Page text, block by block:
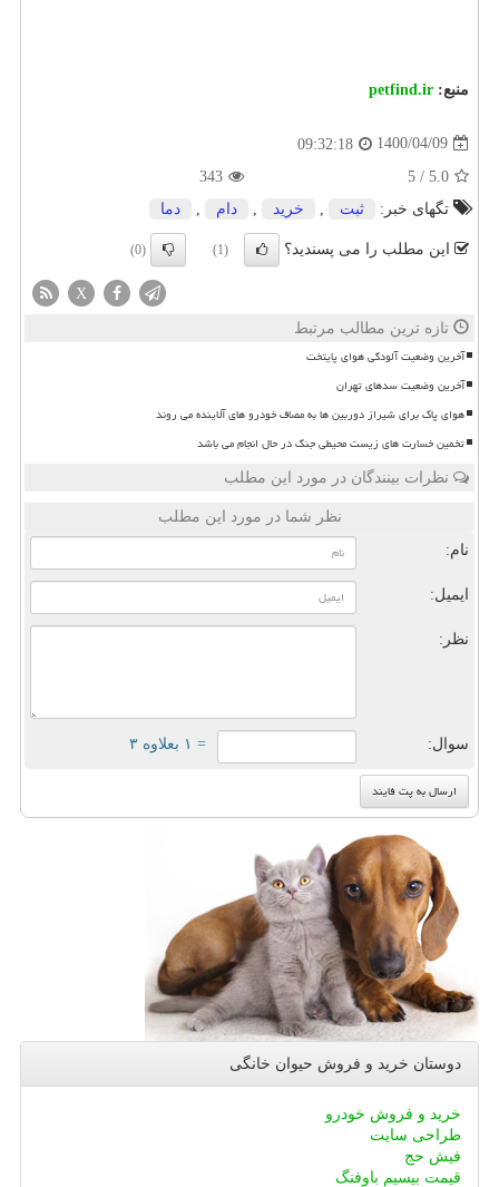
منبع: petfind.ir
1400/04/09
09:32:18
5.0
/
5
343
تگهای خبر:
ثبت خرید دام دما
این مطلب را می پسندید؟ (1)
(0)
X
تازه ترین مطالب مرتبط
آخرین وضعیت آلودگی هوای پایتخت
آخرین وضعیت سدهای تهران
هوای پاک برای شیراز دوربین ها به مصاف خودرو های آلاینده می روند
تخمین خسارت های زیست محیطی جنگ در حال انجام می باشد
نظرات بینندگان در مورد این مطلب
نظر شما در مورد این مطلب
نام:
ایمیل:
نظر:
سوال: = ۱ بعلاوه ۳
دوستان خرید و فروش حیوان خانگی
خرید و فروش خودرو
طراحی سایت
فیش حج
قیمت بیسیم باوفنگ